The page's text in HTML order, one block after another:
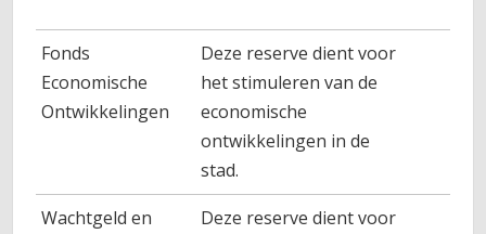
Fonds
Economische
Ontwikkelingen
Deze reserve dient voor
het stimuleren van de
economische
ontwikkelingen in de
stad.
Wachtgeld en
Deze reserve dient voor